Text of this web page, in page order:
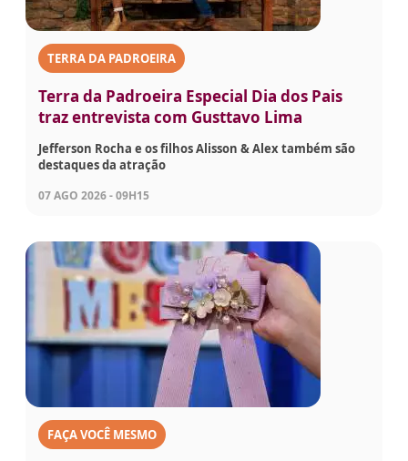
TERRA DA PADROEIRA
Terra da Padroeira Especial Dia dos Pais
traz entrevista com Gusttavo Lima
Jefferson Rocha e os filhos Alisson & Alex também são
destaques da atração
07 AGO 2026 - 09H15
FAÇA VOCÊ MESMO